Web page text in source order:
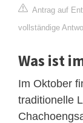
Antrag auf
vollständige
Was ist
Im Oktober
traditionelle